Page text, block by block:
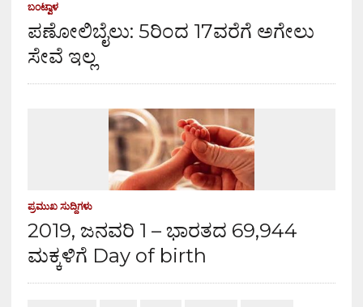
ಬಂಟ್ವಾಳ
ಪಣೋಲಿಬೈಲು: 5ರಿಂದ 17ವರೆಗೆ ಅಗೇಲು
ಸೇವೆ ಇಲ್ಲ
ಪ್ರಮುಖ ಸುದ್ದಿಗಳು
2019, ಜನವರಿ 1 – ಭಾರತದ 69,944
ಮಕ್ಕಳಿಗೆ Day of birth